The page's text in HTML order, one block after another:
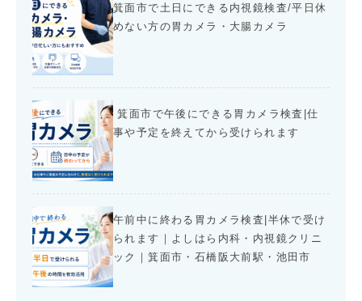
箕面市で土日にできる内視鏡検査/平日休
めない方の胃カメラ・大腸カメラ
箕面市で午後にできる胃カメラ検査|仕
事や予定を終えてから受けられます
午前中に終わる胃カメラ検査|半休で受け
られます｜よしはら内科・内視鏡クリニ
ック｜箕面市・石橋阪大前駅・池田市